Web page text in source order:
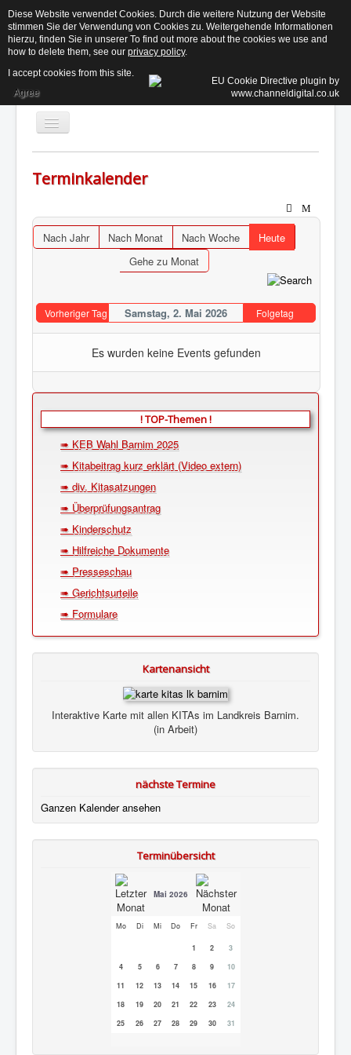
Toggle
Navigation
Aktuelles
Der Beirat ↓
Informationen ↓
Kontakt
Login
Suchen...
Terminkalender
Nach Jahr Nach Monat Nach Woche
Heute
Gehe zu Monat
Vorheriger Tag Samstag, 2. Mai 2026 Folgetag
Es wurden keine Events gefunden
! TOP-Themen !
➠ KEB Wahl Barnim 2025
➠ Kitabeitrag kurz erklärt (Video extern)
➠ div. Kitasatzungen
➠ Überprüfungsantrag
➠ Kinderschutz
➠ Hilfreiche Dokumente
➠ Presseschau
➠ Gerichtsurteile
➠ Formulare
Kartenansicht
Interaktive Karte mit allen KITAs im Landkreis Barnim.
(in Arbeit)
nächste Termine
Ganzen Kalender ansehen
Terminübersicht
Mai 2026
Mo Di Mi Do Fr Sa So
1 2
3
4
5 6 7 8 9
10
11
12 13 14 15 16
17
18
19 20 21 22 23
24
25
26 27 28 29 30 31
Diese Website verwendet Cookies. Durch die weitere Nutzung der Website
stimmen Sie der Verwendung von Cookies zu. Weitergehende Informationen
hierzu, finden Sie in unserer To find out more about the cookies we use and
how to delete them, see our privacy policy.
I accept cookies from this site.
Agree